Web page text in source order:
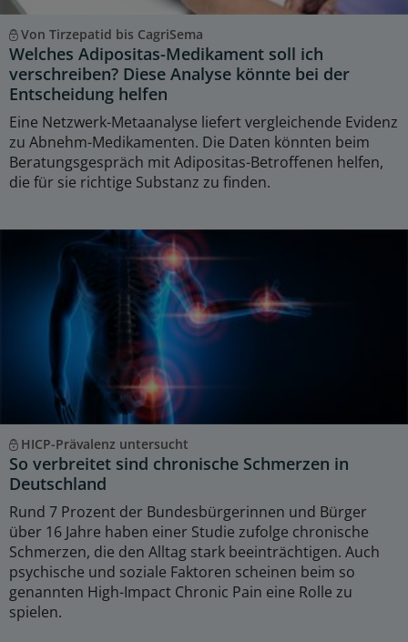
Von Tirzepatid bis CagriSema
Welches Adipositas-Medikament soll ich
verschreiben? Diese Analyse könnte bei der
Entscheidung helfen
Eine Netzwerk-Metaanalyse liefert vergleichende Evidenz
zu Abnehm-Medikamenten. Die Daten könnten beim
Beratungsgespräch mit Adipositas-Betroffenen helfen,
die für sie richtige Substanz zu finden.
HICP-Prävalenz untersucht
So verbreitet sind chronische Schmerzen in
Deutschland
Rund 7 Prozent der Bundesbürgerinnen und Bürger
über 16 Jahre haben einer Studie zufolge chronische
Schmerzen, die den Alltag stark beeinträchtigen. Auch
psychische und soziale Faktoren scheinen beim so
genannten High-Impact Chronic Pain eine Rolle zu
spielen.